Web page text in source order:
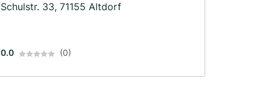
Schulstr. 33, 71155 Altdorf
0.0 (0)